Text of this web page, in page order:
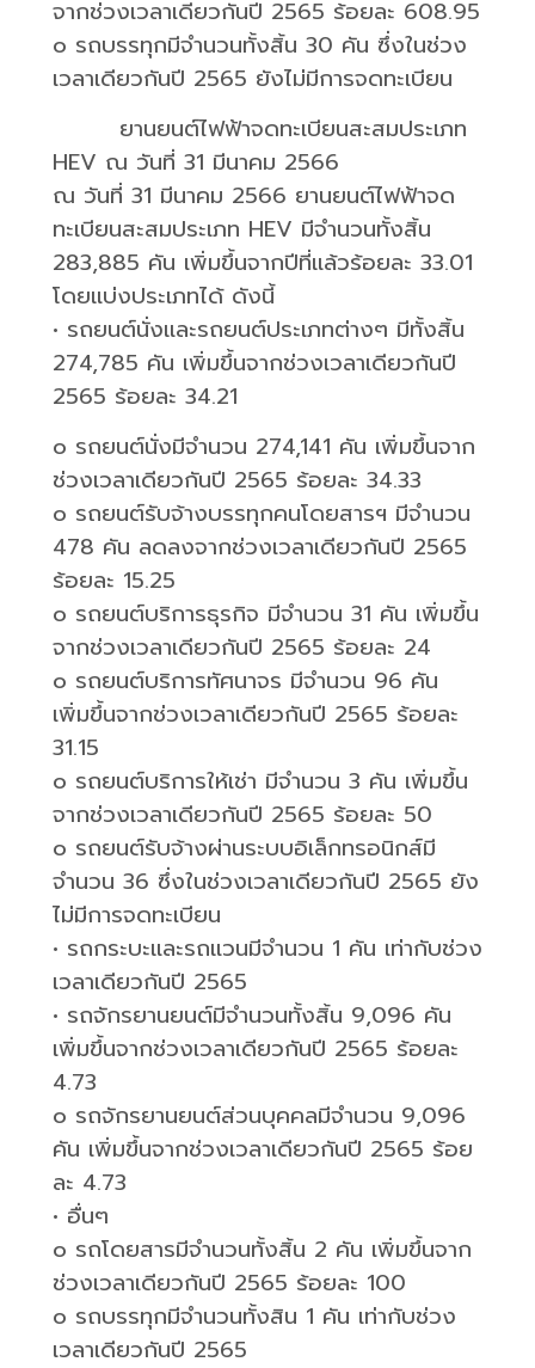
จากช่วงเวลาเดียวกันปี 2565 ร้อยละ 608.95
o รถบรรทุกมีจำนวนทั้งสิ้น 30 คัน ซึ่งในช่วง
เวลาเดียวกันปี 2565 ยังไม่มีการจดทะเบียน
ยานยนต์ไฟฟ้าจดทะเบียนสะสมประเภท
HEV ณ วันที่ 31 มีนาคม 2566
ณ วันที่ 31 มีนาคม 2566 ยานยนต์ไฟฟ้าจด
ทะเบียนสะสมประเภท HEV มีจำนวนทั้งสิ้น
283,885 คัน เพิ่มขึ้นจากปีที่แล้วร้อยละ 33.01
โดยแบ่งประเภทได้ ดังนี้
• รถยนต์นั่งและรถยนต์ประเภทต่างๆ มีทั้งสิ้น
274,785 คัน เพิ่มขึ้นจากช่วงเวลาเดียวกันปี
2565 ร้อยละ 34.21
o รถยนต์นั่งมีจำนวน 274,141 คัน เพิ่มขึ้นจาก
ช่วงเวลาเดียวกันปี 2565 ร้อยละ 34.33
o รถยนต์รับจ้างบรรทุกคนโดยสารฯ มีจำนวน
478 คัน ลดลงจากช่วงเวลาเดียวกันปี 2565
ร้อยละ 15.25
o รถยนต์บริการธุรกิจ มีจำนวน 31 คัน เพิ่มขึ้น
จากช่วงเวลาเดียวกันปี 2565 ร้อยละ 24
o รถยนต์บริการทัศนาจร มีจำนวน 96 คัน
เพิ่มขึ้นจากช่วงเวลาเดียวกันปี 2565 ร้อยละ
31.15
o รถยนต์บริการให้เช่า มีจำนวน 3 คัน เพิ่มขึ้น
จากช่วงเวลาเดียวกันปี 2565 ร้อยละ 50
o รถยนต์รับจ้างผ่านระบบอิเล็กทรอนิกส์มี
จำนวน 36 ซึ่งในช่วงเวลาเดียวกันปี 2565 ยัง
ไม่มีการจดทะเบียน
• รถกระบะและรถแวนมีจำนวน 1 คัน เท่ากับช่วง
เวลาเดียวกันปี 2565
• รถจักรยานยนต์มีจำนวนทั้งสิ้น 9,096 คัน
เพิ่มขึ้นจากช่วงเวลาเดียวกันปี 2565 ร้อยละ
4.73
o รถจักรยานยนต์ส่วนบุคคลมีจำนวน 9,096
คัน เพิ่มขึ้นจากช่วงเวลาเดียวกันปี 2565 ร้อย
ละ 4.73
• อื่นๆ
o รถโดยสารมีจำนวนทั้งสิ้น 2 คัน เพิ่มขึ้นจาก
ช่วงเวลาเดียวกันปี 2565 ร้อยละ 100
o รถบรรทุกมีจำนวนทั้งสิน 1 คัน เท่ากับช่วง
เวลาเดียวกันปี 2565